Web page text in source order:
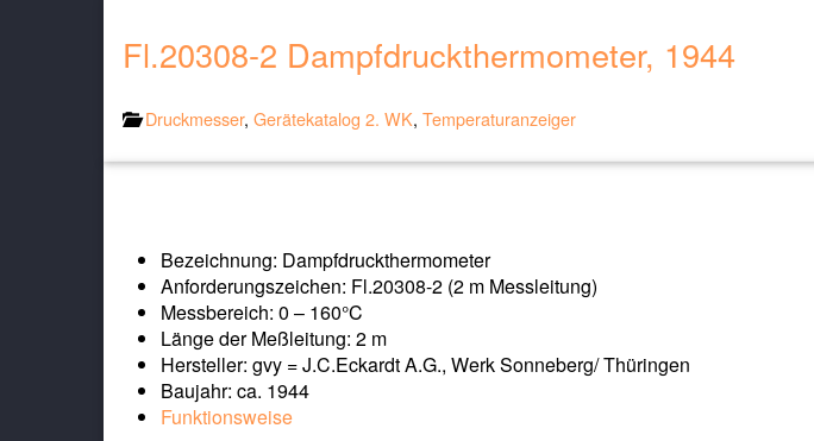
Fl.20308-2 Dampfdruckthermometer, 1944
Druckmesser, Gerätekatalog 2. WK, Temperaturanzeiger
Bezeichnung: Dampfdruckthermometer
Anforderungszeichen: Fl.20308-2 (2 m Messleitung)
Messbereich: 0 – 160°C
Länge der Meßleitung: 2 m
Hersteller: gvy = J.C.Eckardt A.G., Werk Sonneberg/ Thüringen
Baujahr: ca. 1944
Funktionsweise